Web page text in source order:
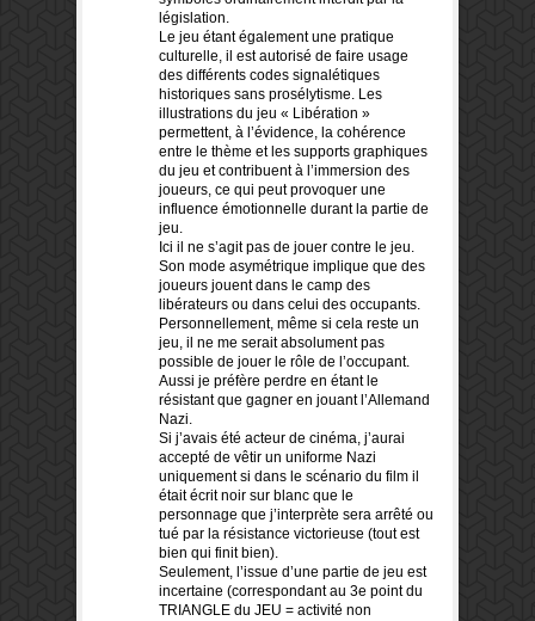
législation.
Le jeu étant également une pratique
culturelle, il est autorisé de faire usage
des différents codes signalétiques
historiques sans prosélytisme. Les
illustrations du jeu « Libération »
permettent, à l’évidence, la cohérence
entre le thème et les supports graphiques
du jeu et contribuent à l’immersion des
joueurs, ce qui peut provoquer une
influence émotionnelle durant la partie de
jeu.
Ici il ne s’agit pas de jouer contre le jeu.
Son mode asymétrique implique que des
joueurs jouent dans le camp des
libérateurs ou dans celui des occupants.
Personnellement, même si cela reste un
jeu, il ne me serait absolument pas
possible de jouer le rôle de l’occupant.
Aussi je préfère perdre en étant le
résistant que gagner en jouant l’Allemand
Nazi.
Si j’avais été acteur de cinéma, j’aurai
accepté de vêtir un uniforme Nazi
uniquement si dans le scénario du film il
était écrit noir sur blanc que le
personnage que j’interprète sera arrêté ou
tué par la résistance victorieuse (tout est
bien qui finit bien).
Seulement, l’issue d’une partie de jeu est
incertaine (correspondant au 3e point du
TRIANGLE du JEU = activité non